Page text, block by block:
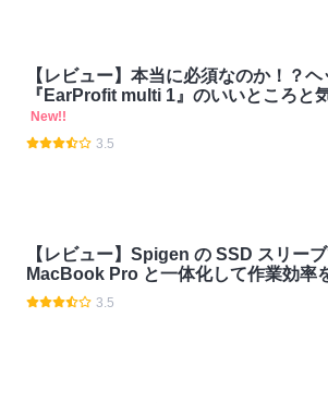
【レビュー】本当に必須なのか！？
『EarProfit multi 1』のいいところと
New!!
3.5
【レビュー】Spigen の SSD スリー
MacBook Pro と一体化して作業効率
3.5